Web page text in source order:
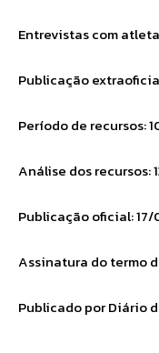
Entrevistas com
Publicação
Período de recursos:
Análise dos recursos:
Publicação oficial: 17/
Assinatura do termo
Publicado por Diário